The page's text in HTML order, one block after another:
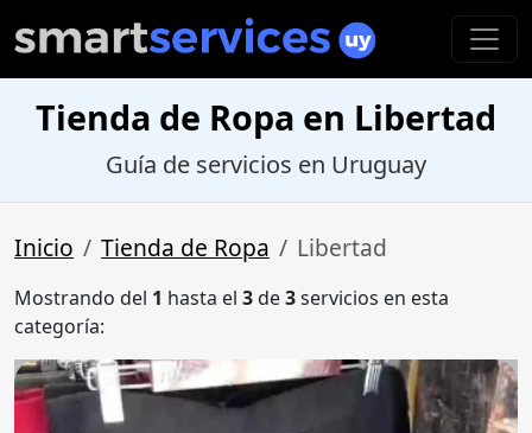
Tienda de Ropa en Libertad
Guía de servicios en Uruguay
Inicio Tienda de Ropa Libertad
Mostrando del 1 hasta el 3de3servicios en esta
categoría: